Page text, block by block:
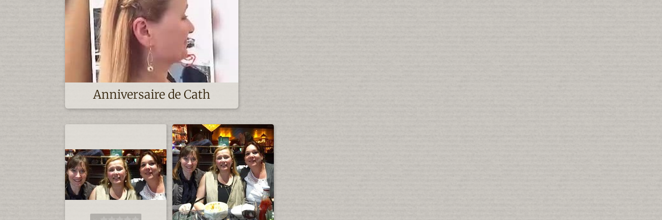
Anniversaire de Cath